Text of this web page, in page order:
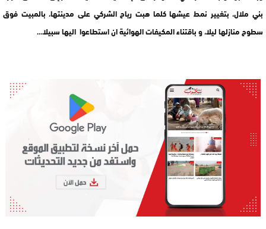
بني ملال، بتغيير نمط عيشها كلما هبت رياح الشركي على مدينتها، بالمبيت فوق
سطوح منازلها ليلا، و باقتناء المكيفات الهوائية ان استطاعوا اليها سبيلا…